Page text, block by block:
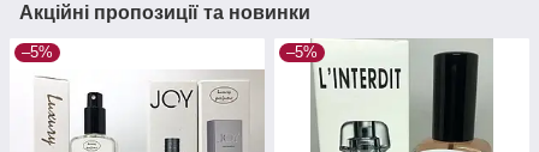
Акційні пропозиції та новинки
–5% –5%